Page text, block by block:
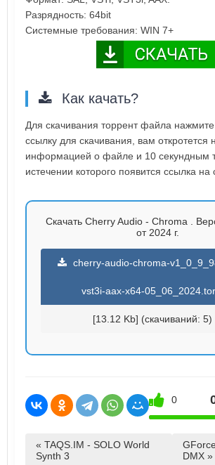
Разрядность: 64bit
Системные требования: WIN 7+
Как качать?
Для скачивания торрент файла нажмите
ссылку для скачивания, вам откротется
информацией о файле и 10 секундным
истечении которого появится ссылка на
Скачать Cherry Audio - Chroma .
от 2024 г.
cherry-audio-chroma-
vst3i-aax-x64-
[13.12 Kb] (cкачиваний: 5)
0
« TAQS.IM - SOLO World
Synth 3
DMX »